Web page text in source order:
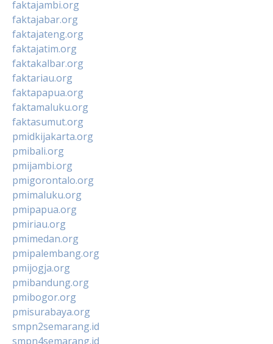
faktajambi.org
faktajabar.org
faktajateng.org
faktajatim.org
faktakalbar.org
faktariau.org
faktapapua.org
faktamaluku.org
faktasumut.org
pmidkijakarta.org
pmibali.org
pmijambi.org
pmigorontalo.org
pmimaluku.org
pmipapua.org
pmiriau.org
pmimedan.org
pmipalembang.org
pmijogja.org
pmibandung.org
pmibogor.org
pmisurabaya.org
smpn2semarang.id
smpn4semarang.id